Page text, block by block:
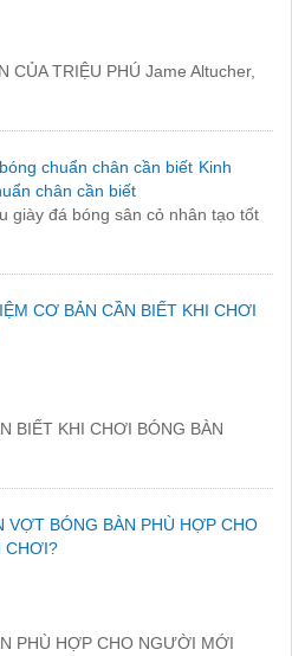
CỦA TRIỆU PHÚ Jame Altucher,
Kinh
chân cần biết
giày đá bóng sân cỏ nhân tạo tốt
CƠ BẢN CẦN BIẾT KHI CHƠI
BIẾT KHI CHƠI BÓNG BÀN
VỢT BÓNG BÀN PHÙ HỢP CHO
CHƠI?
PHÙ HỢP CHO NGƯỜI MỚI